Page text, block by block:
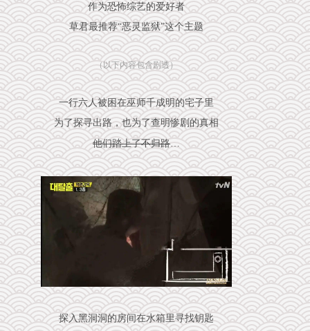
作为恐怖综艺的爱好者
草君最推荐“恶灵监狱”这个主题
（以下内容包含剧透）
一行六人被困在巫师千成明的宅子里
为了探寻出路，也为了查明惨剧的真相
他们踏上了不归路…
探入黑洞洞的房间在水箱里寻找钥匙